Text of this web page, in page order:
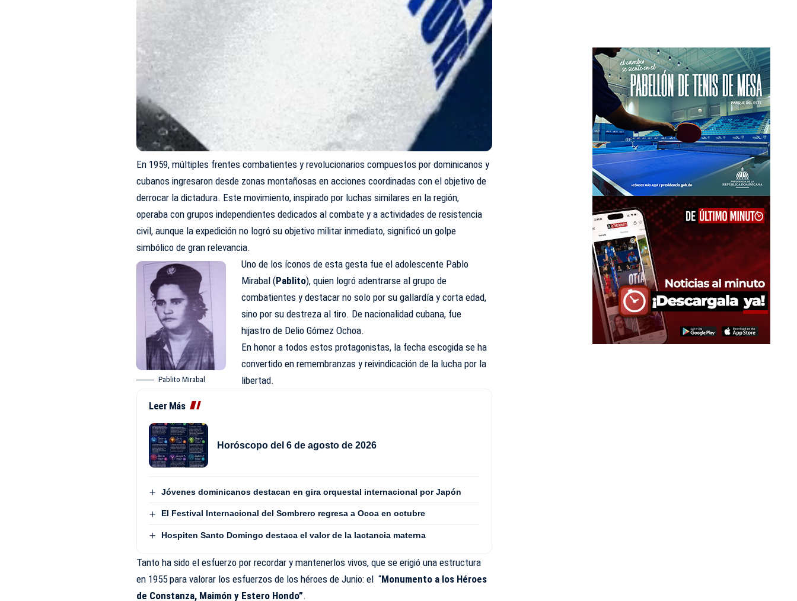
En 1959, múltiples frentes combatientes y revolucionarios compuestos por dominicanos y
cubanos ingresaron desde zonas montañosas en acciones coordinadas con el objetivo de
derrocar la dictadura. Este movimiento, inspirado por luchas similares en la región,
operaba con grupos independientes dedicados al combate y a actividades de resistencia
civil, aunque la expedición no logró su objetivo militar inmediato, significó un golpe
simbólico de gran relevancia.
Pablito Mirabal
Uno de los íconos de esta gesta fue el adolescente Pablo
Mirabal (Pablito), quien logró adentrarse al grupo de
combatientes y destacar no solo por su gallardía y corta edad,
sino por su destreza al tiro. De nacionalidad cubana, fue
hijastro de Delio Gómez Ochoa.
En honor a todos estos protagonistas, la fecha escogida se ha
convertido en remembranzas y reivindicación de la lucha por la
libertad.
Leer Más
Horóscopo del 6 de agosto de 2026
Jóvenes dominicanos destacan en gira orquestal internacional por Japón
El Festival Internacional del Sombrero regresa a Ocoa en octubre
Hospiten Santo Domingo destaca el valor de la lactancia materna
Tanto ha sido el esfuerzo por recordar y mantenerlos vivos, que se erigió una estructura
en 1955 para valorar los esfuerzos de los héroes de Junio: el “Monumento a los Héroes
de Constanza, Maimón y Estero Hondo”.